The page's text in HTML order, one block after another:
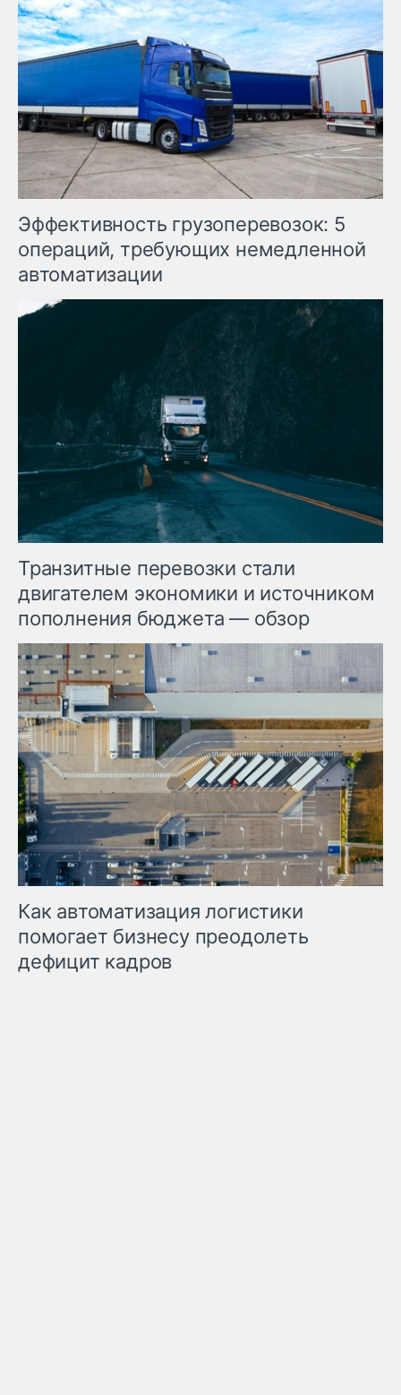
Эффективность грузоперевозок: 5
операций, требующих немедленной
автоматизации
Транзитные перевозки стали
двигателем экономики и источником
пополнения бюджета — обзор
Как автоматизация логистики
помогает бизнесу преодолеть
дефицит кадров